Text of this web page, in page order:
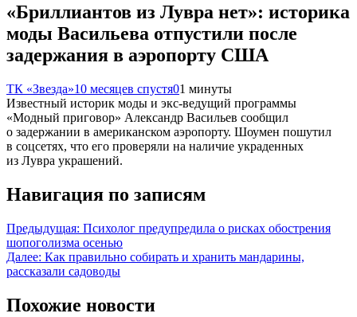
«Бриллиантов из Лувра нет»: историка
моды Васильева отпустили после
задержания в аэропорту США
ТК «Звезда»10 месяцев спустя01 минуты
Известный историк моды и экс-ведущий программы
«Модный приговор» Александр Васильев сообщил
о задержании в американском аэропорту. Шоумен пошутил
в соцсетях, что его проверяли на наличие украденных
из Лувра украшений.
Навигация по записям
Предыдущая: Психолог предупредила о рисках обострения
шопоголизма осенью
Далее: Как правильно собирать и хранить мандарины,
рассказали садоводы
Похожие новости